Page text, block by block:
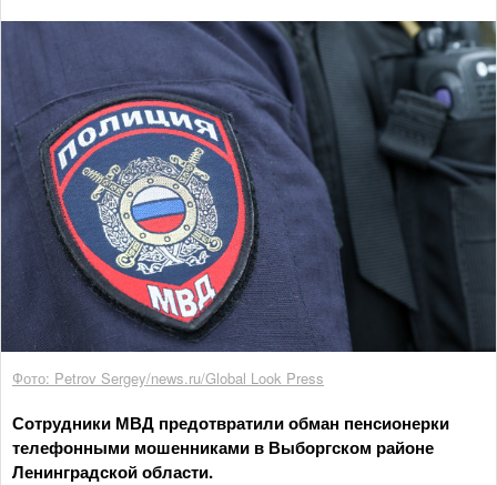
Фото: Petrov Sergey/news.ru/Global Look Press
Сотрудники МВД предотвратили обман пенсионерки
телефонными мошенниками в Выборгском районе
Ленинградской области.